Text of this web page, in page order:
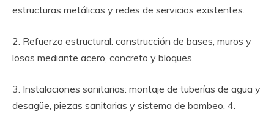
estructuras metálicas y redes de servicios existentes.
2. Refuerzo estructural: construcción de bases, muros y
losas mediante acero, concreto y bloques.
3. Instalaciones sanitarias: montaje de tuberías de agua y
desagüe, piezas sanitarias y sistema de bombeo. 4.